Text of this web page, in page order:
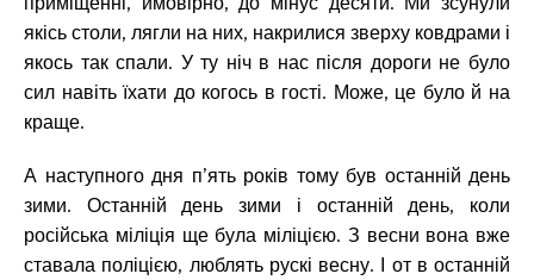
якісь столи, лягли на них, накрилися зверху ковдрами і
якось так спали. У ту ніч в нас після дороги не було
сил навіть їхати до когось в гості. Може, це було й на
краще.
А наступного дня п’ять років тому був останній день
зими. Останній день зими і останній день, коли
російська міліція ще була міліцією. З весни вона вже
ставала поліцією, люблять рускі весну. І от в останній